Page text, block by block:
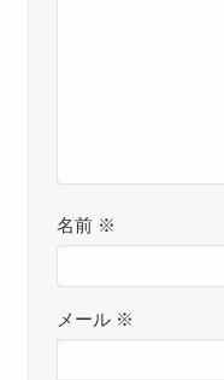
名前 ※
メール ※